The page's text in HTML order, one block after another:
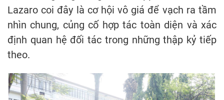
Lazaro coi đây là cơ hội vô giá để vạch ra tầm
nhìn chung, củng cố hợp tác toàn diện và xác
định quan hệ đối tác trong những thập kỷ tiếp
theo.